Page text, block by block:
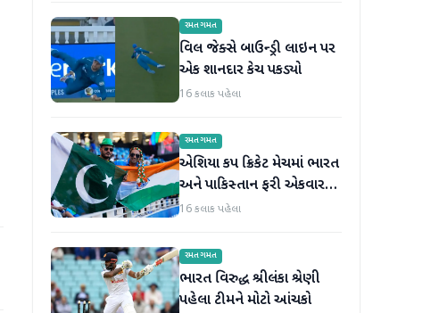
રમતગમત
વિલ જેક્સે બાઉન્ડ્રી લાઇન પર
એક શાનદાર કેચ પકડ્યો
16 કલાક પહેલા
રમતગમત
એશિયા કપ ક્રિકેટ મેચમાં ભારત
અને પાકિસ્તાન ફરી એકવાર
આમને-સામને થશે
16 કલાક પહેલા
રમતગમત
ભારત વિરુદ્ધ શ્રીલંકા શ્રેણી
પહેલા ટીમને મોટો આંચકો